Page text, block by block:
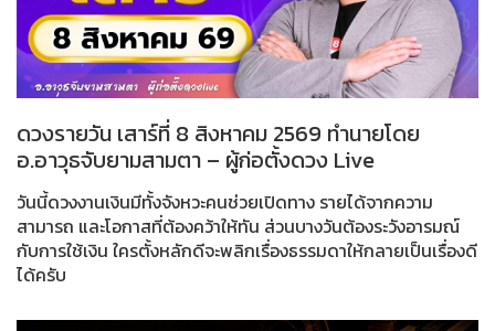
ดวงรายวัน เสาร์ที่ 8 สิงหาคม 2569 ทำนายโดย
อ.อาวุธจับยามสามตา – ผู้ก่อตั้งดวง Live
วันนี้ดวงงานเงินมีทั้งจังหวะคนช่วยเปิดทาง รายได้จากความ
สามารถ และโอกาสที่ต้องคว้าให้ทัน ส่วนบางวันต้องระวังอารมณ์
กับการใช้เงิน ใครตั้งหลักดีจะพลิกเรื่องธรรมดาให้กลายเป็นเรื่องดี
ได้ครับ